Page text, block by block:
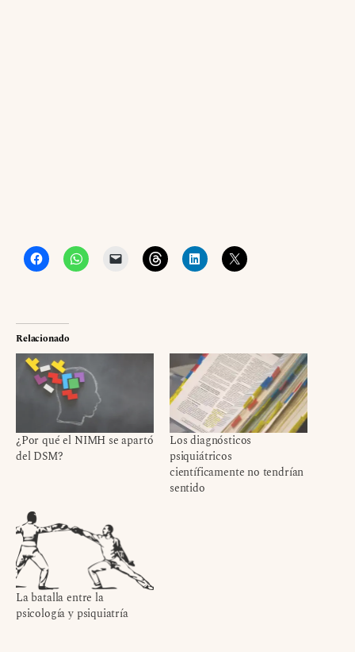
Relacionado
¿Por qué el NIMH se apartó
del DSM?
Los diagnósticos
psiquiátricos
científicamente no tendrían
sentido
La batalla entre la
psicología y psiquiatría